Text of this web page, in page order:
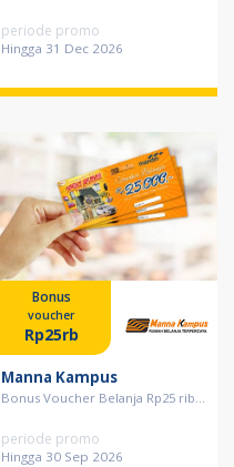
periode promo
Hingga 31 Dec 2026
Bonus
voucher
Rp25rb
Manna Kampus
Bonus Voucher Belanja Rp25 rib...
periode promo
Hingga 30 Sep 2026